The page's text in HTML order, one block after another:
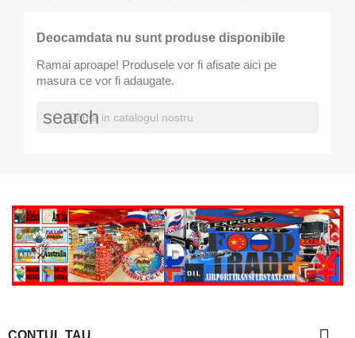
Deocamdata nu sunt produse disponibile
Ramai aproape! Produsele vor fi afisate aici pe
masura ce vor fi adaugate.
search
CONTUL TAU